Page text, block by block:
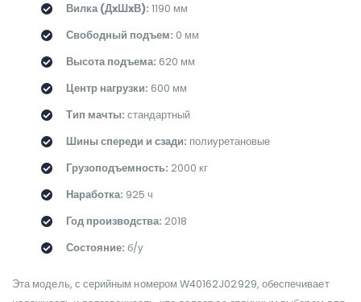
Вилка (ДxШxВ): 1190 мм
Свободный подъем: 0 мм
Высота подъема: 620 мм
Центр нагрузки: 600 мм
Тип мачты: стандартный
Шины спереди и сзади: полиуретановые
Грузоподъемность: 2000 кг
Наработка: 925 ч
Год производства: 2018
Состояние: б/у
Эта модель, с серийным номером W40162J02929, обеспечивает